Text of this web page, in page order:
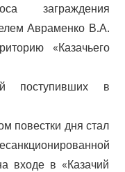
Авраменко В.А.
«Казачьего
поступивших в
дня стал
входе в «Казачий